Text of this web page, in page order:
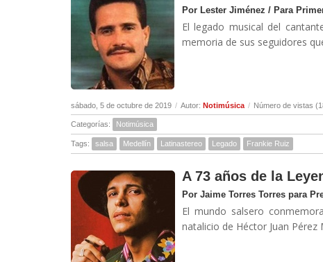
Por Lester Jiménez / Para
El legado musical del
memoria de sus seguidores
sábado, 5 de octubre de 2019 / Autor: Notimúsica / Número de vistas
Categorías: Notimúsica
Tags: salsa Medellín Latinastereo Legado Frankie Ruiz
A 73 años de la
Por Jaime Torres Torres para
El mundo salsero
natalicio de Héctor Juan Pérez